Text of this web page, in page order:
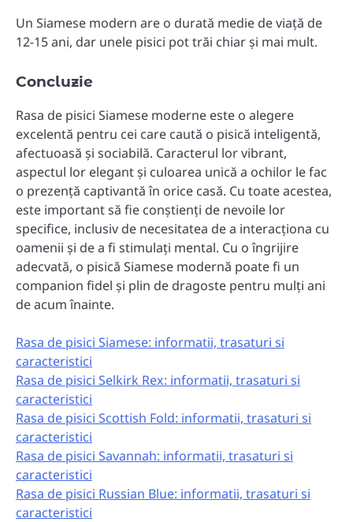
Un Siamese modern are o durată medie de viață de
12-15 ani, dar unele pisici pot trăi chiar și mai mult.
Concluzie
Rasa de pisici Siamese moderne este o alegere
excelentă pentru cei care caută o pisică inteligentă,
afectuoasă și sociabilă. Caracterul lor vibrant,
aspectul lor elegant și culoarea unică a ochilor le fac
o prezență captivantă în orice casă. Cu toate acestea,
este important să fie conștienți de nevoile lor
specifice, inclusiv de necesitatea de a interacționa cu
oamenii și de a fi stimulați mental. Cu o îngrijire
adecvată, o pisică Siamese modernă poate fi un
companion fidel și plin de dragoste pentru mulți ani
de acum înainte.
Rasa de pisici Siamese: informatii, trasaturi si
caracteristici
Rasa de pisici Selkirk Rex: informatii, trasaturi si
caracteristici
Rasa de pisici Scottish Fold: informatii, trasaturi si
caracteristici
Rasa de pisici Savannah: informatii, trasaturi si
caracteristici
Rasa de pisici Russian Blue: informatii, trasaturi si
caracteristici